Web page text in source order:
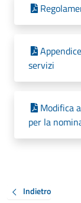
servizi
Modifica
per la
Indietro